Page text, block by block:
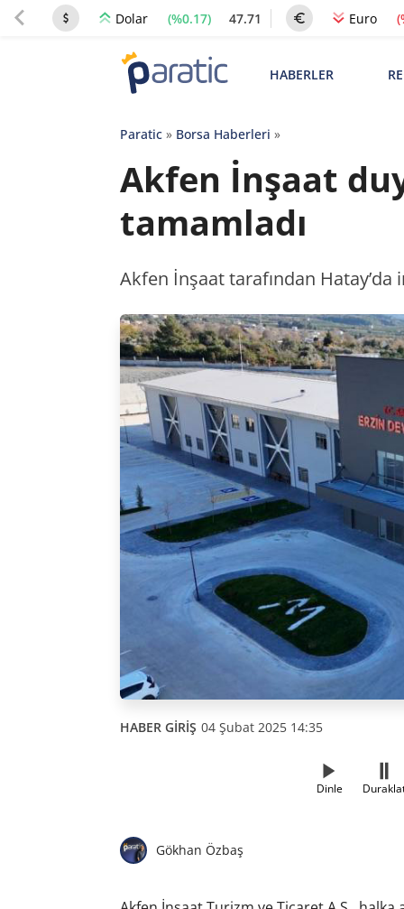
Dolar (%0.17) 47.71 Euro
HABERLER
Paratic» Borsa Haberleri »
Akfen İnşaat
tamamladı
Akfen İnşaat tarafından
HABER GİRİŞ 04 Şubat 2025 14:35
Dinle
Gökhan Özbaş